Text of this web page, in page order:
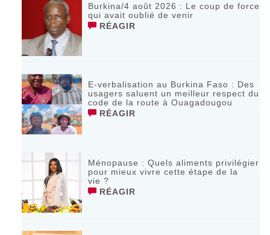
Burkina/4 août 2026 : Le coup de force
qui avait oublié de venir
RÉAGIR
E-verbalisation au Burkina Faso : Des
usagers saluent un meilleur respect du
code de la route à Ouagadougou
RÉAGIR
Ménopause : Quels aliments privilégier
pour mieux vivre cette étape de la
vie ?
RÉAGIR